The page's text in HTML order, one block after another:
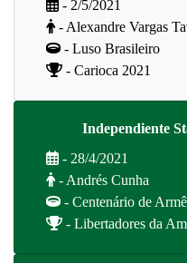
- 2/5/2021
- Alexandre Vargas
- Luso Brasileiro
- Carioca 2021
Independiente
- 28/4/2021
- Andrés Cunha
- Centenário de
- Libertadores da